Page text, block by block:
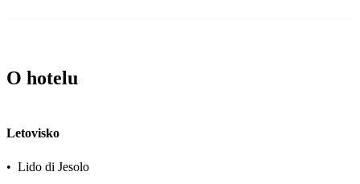
O hotelu
Letovisko
• Lido di Jesolo